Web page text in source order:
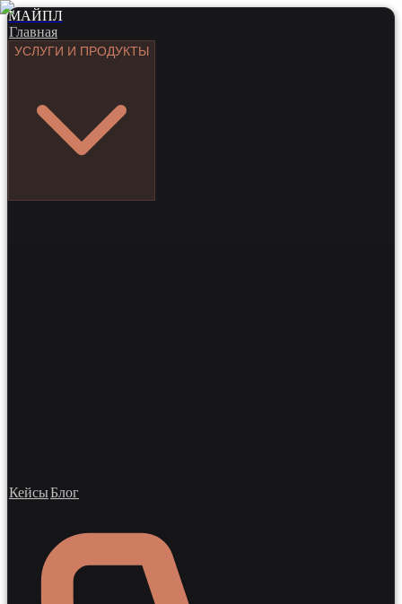
МАЙПЛ
Главная
УСЛУГИ И ПРОДУКТЫ
КейсыБлог